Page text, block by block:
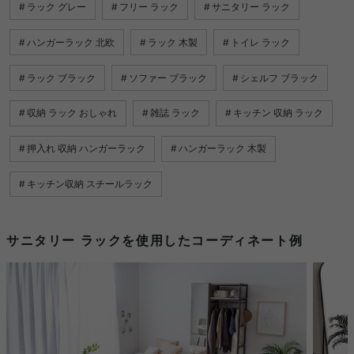
ラック グレー フリー ラック サニタリー ラック
ハンガーラック 北欧 ラック 木製 トイレ ラック
ラック ブラック ソファー ブラック シェルフ ブラック
収納 ラック おしゃれ 雑誌 ラック キッチン 収納 ラック
押入れ 収納 ハンガーラック ハンガーラック 木製
キッチン収納 スチールラック
サニタリー ラックを使用したコーディネート例